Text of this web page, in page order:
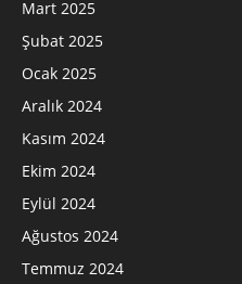
Mart 2025
Şubat 2025
Ocak 2025
Aralık 2024
Kasım 2024
Ekim 2024
Eylül 2024
Ağustos 2024
Temmuz 2024